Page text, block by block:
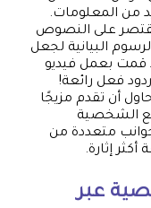
من المعلومات.
على النصوص
البيانية لجعل
قمت بعمل فيديو
فعل رائعة!
حاول أن تقدم مزيجًا
الشخصية
متعددة من
إثارة.
عبر